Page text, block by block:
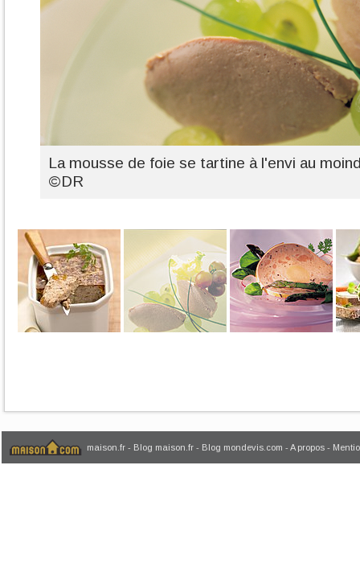
La mousse de foie se tartine à l'envi au
©DR
maison.fr - Blog maison.fr - Blog mondevis.com - A propos -